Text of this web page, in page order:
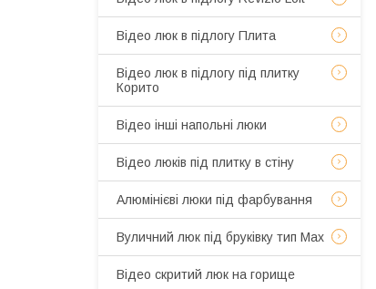
Відео люк в підлогу Плита
Відео люк в підлогу під плитку
Корито
Відео інші напольні люки
Відео люків під плитку в стіну
Алюмінієві люки під фарбування
Вуличний люк під бруківку тип Мах
Відео скритий люк на горище